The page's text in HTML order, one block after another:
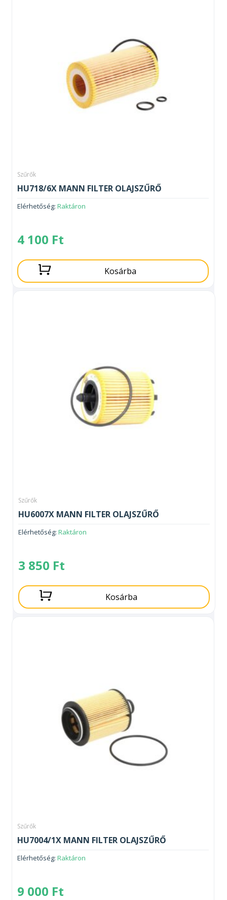
Szűrők
HU718/6X MANN FILTER OLAJSZŰRŐ
Elérhetőség: Raktáron
4 100 Ft
Kosárba
Szűrők
HU6007X MANN FILTER OLAJSZŰRŐ
Elérhetőség: Raktáron
3 850 Ft
Kosárba
Szűrők
HU7004/1X MANN FILTER OLAJSZŰRŐ
Elérhetőség: Raktáron
9 000 Ft